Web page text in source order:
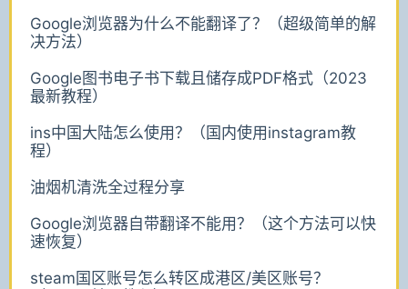
Google浏览器为什么不能翻译了？（超级简单的解
决方法）
Google图书电子书下载且储存成PDF格式（2023
最新教程）
ins中国大陆怎么使用？（国内使用instagram教
程）
油烟机清洗全过程分享
Google浏览器自带翻译不能用？（这个方法可以快
速恢复）
steam国区账号怎么转区成港区/美区账号？